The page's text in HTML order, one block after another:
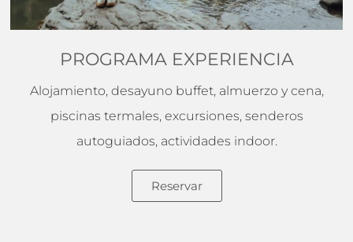
PROGRAMA EXPERIENCIA
Alojamiento, desayuno buffet, almuerzo y cena,
piscinas termales, excursiones, senderos
autoguiados, actividades indoor.
Reservar